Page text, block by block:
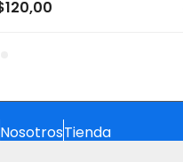
120,00
NosotrosTienda